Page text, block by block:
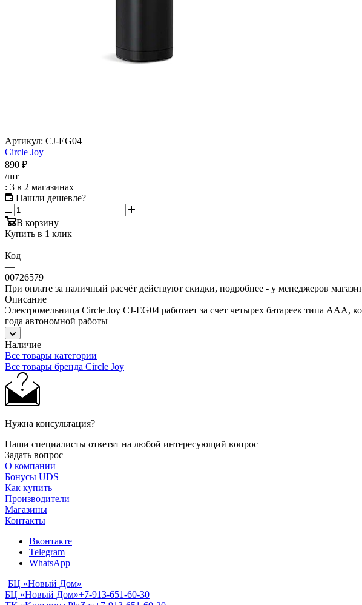
Артикул: CJ-EG04
Circle Joy
890 ₽
/шт
: 3 в 2 магазинах
Нашли дешевле?
В корзину
Купить в 1 клик
Код
—
00726579
При оплате за наличный расчёт действуют скидки, подробнее - у менеджеров
Описание
Электромельница Circle Joy CJ-EG04 работает за счет четырех батареек типа
года автономной работы
Наличие
Все товары категории
Все товары бренда Circle Joy
Нужна консультация?
Наши специалисты ответят на любой интересующий вопрос
Задать вопрос
О компании
Бонусы UDS
Как купить
Производители
Магазины
Контакты
Вконтакте
Telegram
WhatsApp
БЦ «Новый Дом»
БЦ «Новый Дом»+7-913-651-60-30